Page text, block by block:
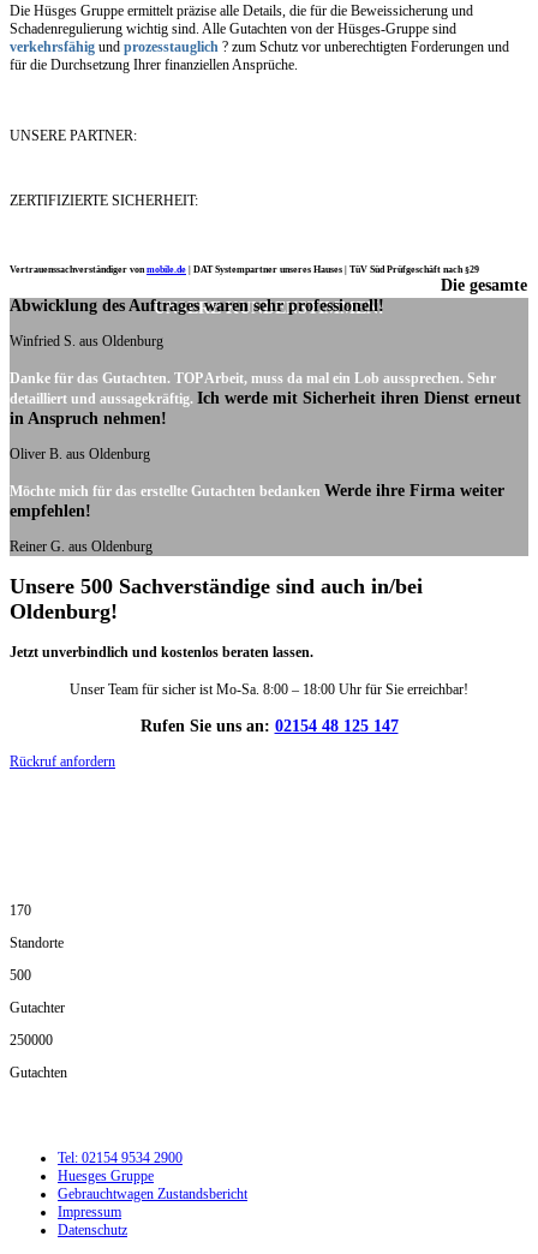
Die Hüsges Gruppe ermittelt präzise alle Details, die für die Beweissicherung und
Schadenregulierung wichtig sind. Alle Gutachten von der Hüsges-Gruppe sind
verkehrsfähig und prozesstauglich ? zum Schutz vor unberechtigten Forderungen und
für die Durchsetzung Ihrer finanziellen Ansprüche.
UNSERE PARTNER:
ZERTIFIZIERTE SICHERHEIT:
Vertrauenssachverständiger vonmobile.de DAT Systempartner unseres Hauses | TüV Süd Prüfgeschäft nach §29
UNSERE KUNDENSTIMMEN:
Die gesamte
Abwicklung des Auftrages waren sehr professionell!
Winfried S. aus Oldenburg
Danke für das Gutachten. TOP Arbeit, muss da mal ein Lob aussprechen. Sehr
detailliert und aussagekräftig. Ich werde mit Sicherheit ihren Dienst erneut
in Anspruch nehmen!
Oliver B. aus Oldenburg
Möchte mich für das erstellte Gutachten bedanken Werde ihre Firma weiter
empfehlen!
Reiner G. aus Oldenburg
Unsere 500 Sachverständige sind auch in/bei
Oldenburg!
Jetzt unverbindlich und kostenlos beraten lassen.
Unser Team für sicher ist Mo-Sa. 8:00 – 18:00 Uhr für Sie erreichbar!
Rufen Sie uns an: 02154 48 125 147
Rückruf anfordern
170
Standorte
500
Gutachter
250000
Gutachten
Tel: 02154 9534 2900
Huesges Gruppe
Gebrauchtwagen Zustandsbericht
Impressum
Datenschutz